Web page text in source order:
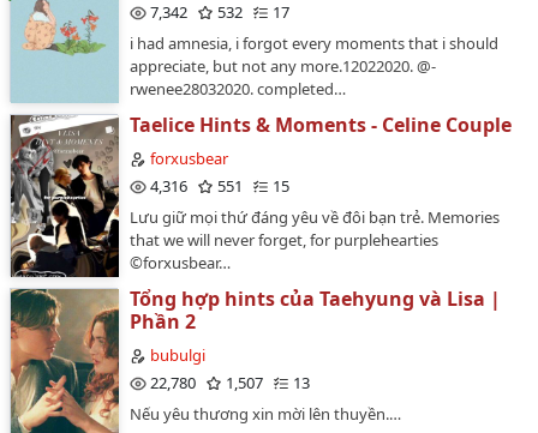
7,342
532
17
i had amnesia, i forgot every moments that i should
appreciate, but not any more.12022020. @-
rwenee28032020. completed…
Taelice Hints & Moments - Celine Couple
forxusbear
4,316
551
15
Lưu giữ mọi thứ đáng yêu về đôi bạn trẻ. Memories
that we will never forget, for purplehearties
©forxusbear…
Tổng hợp hints của Taehyung và Lisa |
Phần 2
bubulgi
22,780
1,507
13
Nếu yêu thương xin mời lên thuyền.…